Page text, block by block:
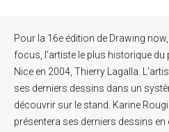
Pour la 16e édition de Drawing now
focus, l’artiste le plus historique du
Nice en 2004, Thierry Lagalla.
ses derniers dessins dans un
découvrir sur le stand. Karine
présentera ses derniers dessins en